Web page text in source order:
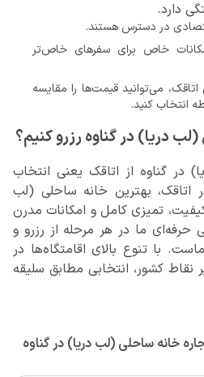
دارد.
در دسترس هستند.
خاص برای سفرهای خاص‌تر
اتاقک، می‌توانید قیمت‌ها را مقایسه
انتخاب کنید.
دریا) در گناوه رزرو کنیم؟
در گناوه از اتاقک یعنی انتخاب
اتاقک، بهترین خانه ساحلی (لب
تمیزی کامل و امکانات مدرن
حرفه‌ای ما در هر مرحله از رزرو و
با تنوع بالای اقامتگاه‌ها در
کشور، انتخابی مطابق سلیقه
خانه ساحلی (لب دریا) در گناوه